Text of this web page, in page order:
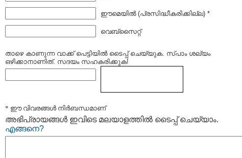
ഈമെയില്‍ (പ്രസിദ്ധീകരിക്കില്ല) *
വെബ്സൈറ്റ്
താഴെ കാണുന്ന വാക്ക് പെട്ടിയില്‍ ടൈപ്പ്‌ ചെയ്യുക. സ്പാം ശല്യം
ഒഴിക്കാനാണിത്. സദയം സഹകരിക്കുക!
* ഈ വിവരങ്ങള്‍ നിര്‍ബന്ധമാണ്
അഭിപ്രായങ്ങള്‍ ഇവിടെ മലയാളത്തില്‍ ടൈപ്പ് ചെയ്യാം.
എങ്ങനെ?